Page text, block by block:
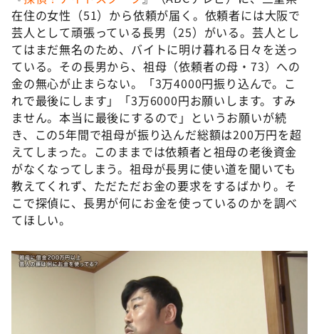
探偵！ナイトスクープ
news おかえり
河合＆A.B.C-Z塚田×福井アナ「なんでやねん！？」
（news おかえり）
DAIGOも台所 ～きょうの献立 何にする？～
本日はダイアンなり！シーズン２
朝だ！生です旅サラダ
教えて！ニュースライブ 正義のミカタ
ＬＩＦＥ～夢のカタチ～
新婚さんいらっしゃい！
ザキ山小屋本館
ぺこぱのまるスポ
在住の女性（51）から依頼が届く。依頼者には大阪で
芸人として頑張っている長男（25）がいる。芸人とし
てはまだ無名のため、バイトに明け暮れる日々を送っ
ている。その長男から、祖母（依頼者の母・73）への
金の無心が止まらない。「3万4000円振り込んで。こ
れで最後にします」「3万6000円お願いします。すみ
ません。本当に最後にするので」というお願いが続
き、この5年間で祖母が振り込んだ総額は200万円を超
えてしまった。このままでは依頼者と祖母の老後資金
がなくなってしまう。祖母が長男に使い道を聞いても
教えてくれず、ただただお金の要求をするばかり。そ
こで探偵に、長男が何にお金を使っているのかを調べ
てほしい。